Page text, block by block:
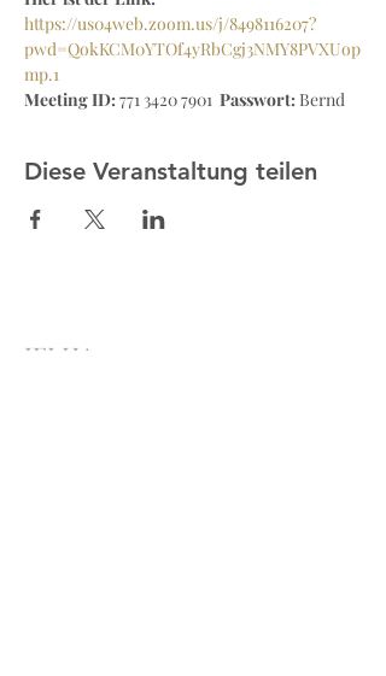
https://us04web.zoom.us/j/8498116207?
pwd=QokKCM0YTOf4yRbCgj3NMY8PVXUop
mp.1
Meeting ID: 771 3420 7901 Passwort: Bernd
Diese Veranstaltung teilen
IELHA